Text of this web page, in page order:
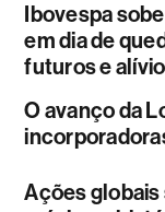
Ibovespa
em dia de
futuros e
O avanço da
Ações globais